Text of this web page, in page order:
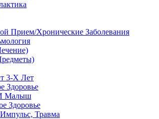
Прием/Хронические Заболевания
3-Х Лет
Здоровье
Малыш
Здоровье
Травма